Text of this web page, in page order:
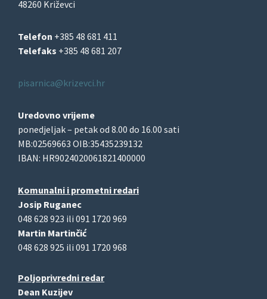
48260 Križevci
Telefon +385 48 681 411
Telefaks +385 48 681 207
pisarnica@krizevci.hr
Uredovno vrijeme
ponedjeljak – petak od 8.00 do 16.00 sati
MB:02569663 OIB:35435239132
IBAN: HR9024020061821400000
Komunalni i prometni redari
Josip Ruganec
048 628 923 ili 091 1720 969
Martin Martinčić
048 628 925 ili 091 1720 968
Poljoprivredni redar
Dean Kuzijev